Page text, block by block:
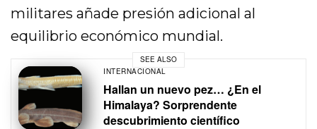
militares añade presión adicional al
equilibrio económico mundial.
SEE ALSO
INTERNACIONAL
Hallan un nuevo pez… ¿En el
Himalaya? Sorprendente
descubrimiento científico